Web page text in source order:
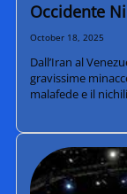
Occidente
October 18, 2025
Dall’Iran al
gravissime
malafede e il